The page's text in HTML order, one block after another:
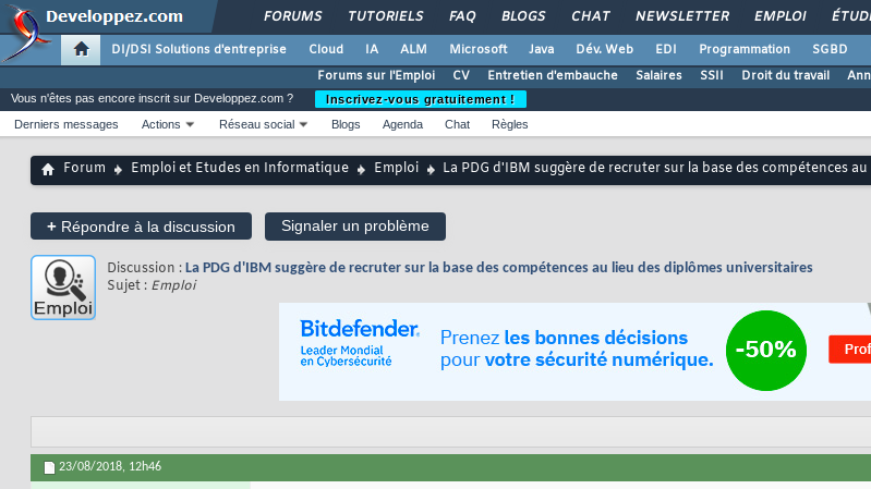
FORUMS TUTORIELS FAQ BLOGS CHAT NEWSLETTER EMPLOI
DI/DSI Solutions d'entreprise Cloud IA ALM Microsoft Java Dév. Web EDI Programmation SGBD
Forums sur l'Emploi
CV Entretien d'embauche Salaires SSII Droit du travail
Vous n'êtes pas encore inscrit sur Developpez.com ?
Inscrivez-vous gratuitement !
Derniers messages
Actions Réseau social Blogs Agenda Chat Règles
Forum Emploi et Etudes en Informatique Emploi La PDG d'IBM suggère de recruter sur la base des compétences
+ Répondre à la discussion Signaler un problème
Discussion : La PDG d'IBM suggère de recruter sur la base des compétences au lieu des diplômes universitaires
Sujet : Emploi
23/08/2018, 12h46